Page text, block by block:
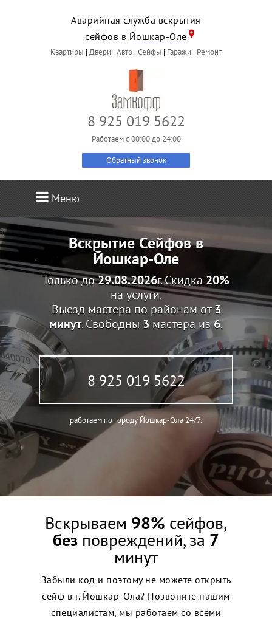
Аварийная служба вскрытия
сейфов в Йошкар-Оле
Квартиры | Двери | Авто | Сейфы | Гаражи | Ремонт
8 925 019 5622
Работаем c 00:00 до 24:00
Обратный звонок
Меню
Вскрытие Сейфов в
Йошкар-Оле
Только до29.08.2026г. Скидка 20%
на услуги.
Выезд мастера по районам от3
минут. Свободны 3 мастера из6.
8 925 019 5622
работаем по городу Йошкар-Ола 24/7.
Вскрываем 98% сейфов,
без повреждений, за 7
минут
Забыли код и поэтому не можете открыть
сейф в г. Йошкар-Ола? Позвоните нашим
специалистам, мы работаем со всеми